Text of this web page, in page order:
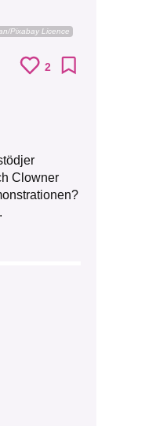
Pixabay Licence
2
Clowner